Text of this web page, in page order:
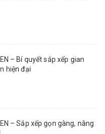
– Bí quyết sắp xếp gian
hiện đại
– Sắp xếp gọn gàng, nâng